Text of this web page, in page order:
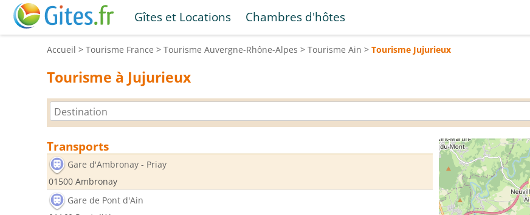
Gîtes et Locations Chambres d'hôtes
Accueil > Tourisme France > Tourisme Auvergne-Rhône-Alpes > Tourisme Ain > Tourisme Jujurieux
Tourisme à Jujurieux
Transports
Gare d'Ambronay - Priay
01500 Ambronay
Gare de Pont d'Ain